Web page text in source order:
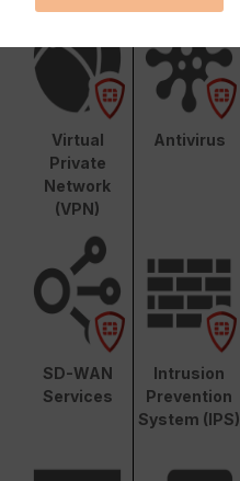
Virtual
Private
Network
(VPN)
Antivirus
SD-WAN
Services
Intrusion
Prevention
System (IPS)